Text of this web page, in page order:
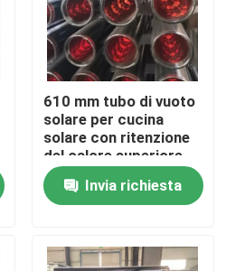
610 mm tubo di vuoto
solare per cucina
solare con ritenzione
del calore superiore
Invia richiesta